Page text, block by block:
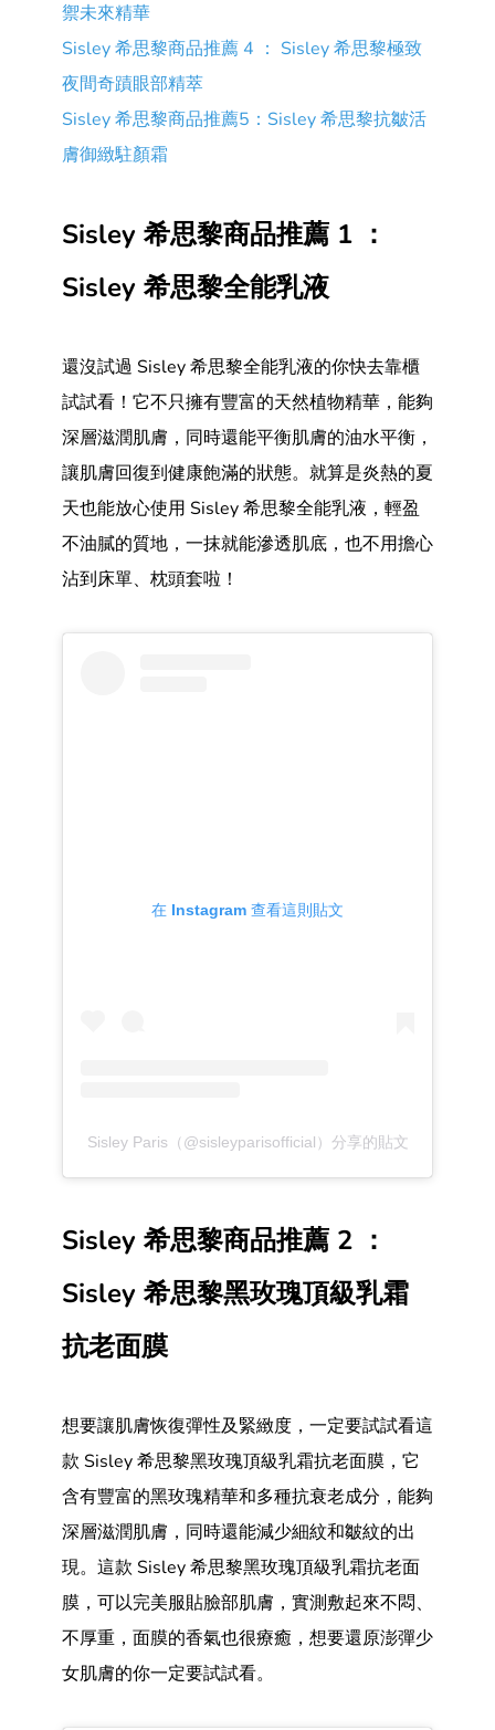
禦未來精華
Sisley 希思黎商品推薦 4 ： Sisley 希思黎極致
夜間奇蹟眼部精萃
Sisley 希思黎商品推薦5：Sisley 希思黎抗皺活
膚御緻駐顏霜
Sisley 希思黎商品推薦 1 ：
Sisley 希思黎全能乳液
還沒試過 Sisley 希思黎全能乳液的你快去靠櫃
試試看！它不只擁有豐富的天然植物精華，能夠
深層滋潤肌膚，同時還能平衡肌膚的油水平衡，
讓肌膚回復到健康飽滿的狀態。就算是炎熱的夏
天也能放心使用 Sisley 希思黎全能乳液，輕盈
不油膩的質地，一抹就能滲透肌底，也不用擔心
沾到床單、枕頭套啦！
在 Instagram 查看這則貼文
Sisley Paris（@sisleyparisofficial）分享的貼文
Sisley 希思黎商品推薦 2 ：
Sisley 希思黎黑玫瑰頂級乳霜
抗老面膜
想要讓肌膚恢復彈性及緊緻度，一定要試試看這
款 Sisley 希思黎黑玫瑰頂級乳霜抗老面膜，它
含有豐富的黑玫瑰精華和多種抗衰老成分，能夠
深層滋潤肌膚，同時還能減少細紋和皺紋的出
現。這款 Sisley 希思黎黑玫瑰頂級乳霜抗老面
膜，可以完美服貼臉部肌膚，實測敷起來不悶、
不厚重，面膜的香氣也很療癒，想要還原澎彈少
女肌膚的你一定要試試看。